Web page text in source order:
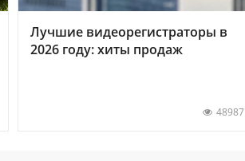
Лучшие видеорегистраторы в
2026 году: хиты продаж
48987